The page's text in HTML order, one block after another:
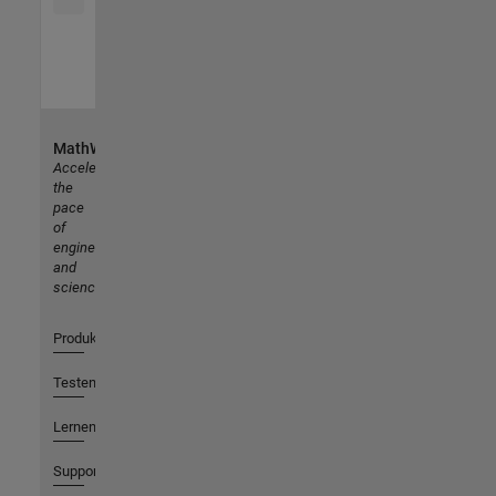
MathWorks
Accelerating
the
pace
of
engineering
and
science
Produkte
Testen oder Kaufen
Lernen
Support